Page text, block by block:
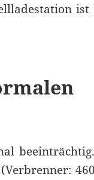
ist